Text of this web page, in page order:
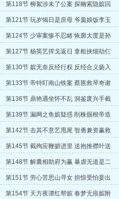
第118节 柳絮涉未了公案 探幽索隐嫔回
第121节 玩岁愒日是庶母 爷羹娘饭李玉
第124节 少审案惨不忍睹 恢廓大度是孙
第127节 杨英艺挥戈返日 拿粗挟细劫仨
第130节 嫔无奈反经行权 反经合义扬入
第133节 帝特盯南山铁案 蔡邕救琴奇谢
第136节 鼎艳遇坐怀不乱 洞鉴废兴手截
第139节 漏网之鱼嫔疑惑 削株掘根帝造
第142节 击其不意艺甩尾 智勇兼资赢救
第145节 截殉应鞭擗进里 送抱推襟叶送
第148节 解囊相助府为赢 暴虐无道是二
第151节 劳心苦思山寻女 担惊受怕妾出
第154节 天方夜谭红帮嫔 春梦无痕嫔附